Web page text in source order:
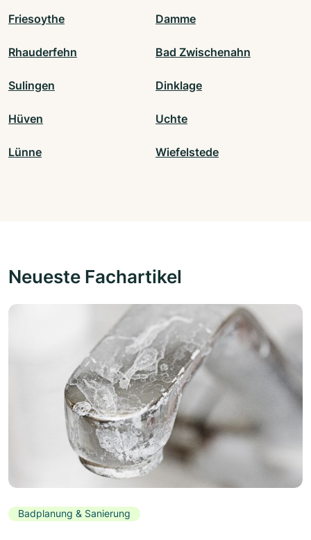
Friesoythe Damme
Rhauderfehn Bad Zwischenahn
Sulingen Dinklage
Hüven Uchte
Lünne Wiefelstede
Neueste Fachartikel
Badplanung & Sanierung